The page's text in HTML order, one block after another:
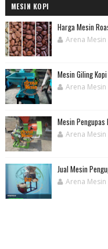
MESIN KOPI
Harga Mesin
Arena Mesin
Mesin Giling
Arena Mesin
Mesin
Arena Mesin
Jual Mesin
Arena Mesin